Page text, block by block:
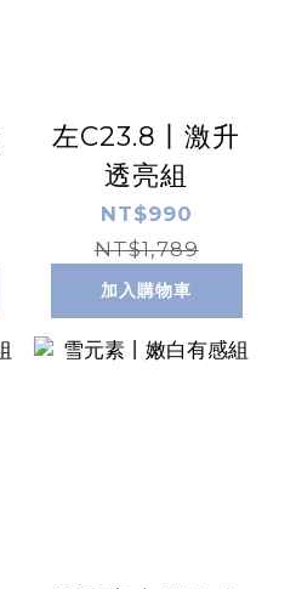
左C23.8丨激升
透亮組
NT$990
NT$1,789
加入購物車